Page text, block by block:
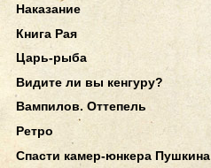
Наказание
Книга Рая
Царь-рыба
Видите ли вы кенгуру?
Вампилов. Оттепель
Ретро
Спасти камер-юнкера Пушкина